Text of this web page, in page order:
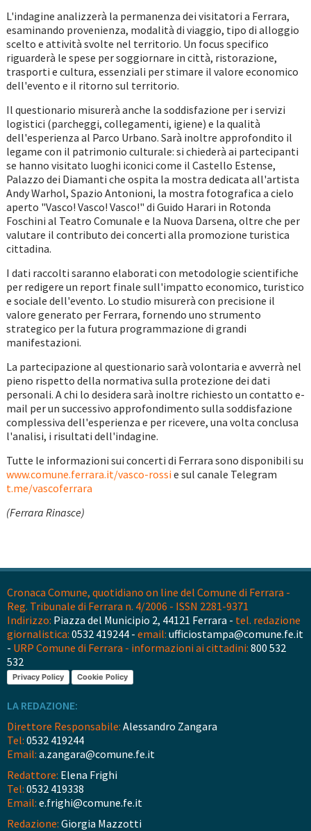
L'indagine analizzerà la permanenza dei visitatori a Ferrara,
esaminando provenienza, modalità di viaggio, tipo di alloggio
scelto e attività svolte nel territorio. Un focus specifico
riguarderà le spese per soggiornare in città, ristorazione,
trasporti e cultura, essenziali per stimare il valore economico
dell'evento e il ritorno sul territorio.
Il questionario misurerà anche la soddisfazione per i servizi
logistici (parcheggi, collegamenti, igiene) e la qualità
dell'esperienza al Parco Urbano. Sarà inoltre approfondito il
legame con il patrimonio culturale: si chiederà ai partecipanti
se hanno visitato luoghi iconici come il Castello Estense,
Palazzo dei Diamanti che ospita la mostra dedicata all'artista
Andy Warhol, Spazio Antonioni, la mostra fotografica a cielo
aperto "Vasco! Vasco! Vasco!" di Guido Harari in Rotonda
Foschini al Teatro Comunale e la Nuova Darsena, oltre che per
valutare il contributo dei concerti alla promozione turistica
cittadina.
I dati raccolti saranno elaborati con metodologie scientifiche
per redigere un report finale sull'impatto economico, turistico
e sociale dell'evento. Lo studio misurerà con precisione il
valore generato per Ferrara, fornendo uno strumento
strategico per la futura programmazione di grandi
manifestazioni.
La partecipazione al questionario sarà volontaria e avverrà nel
pieno rispetto della normativa sulla protezione dei dati
personali. A chi lo desidera sarà inoltre richiesto un contatto e-
mail per un successivo approfondimento sulla soddisfazione
complessiva dell'esperienza e per ricevere, una volta conclusa
l'analisi, i risultati dell'indagine.
Tutte le informazioni sui concerti di Ferrara sono disponibili su
www.comune.ferrara.it/vasco-rossi e sul canale Telegram
t.me/vascoferrara
(Ferrara Rinasce)
Cronaca Comune, quotidiano on line del Comune di Ferrara -
Reg. Tribunale di Ferrara n. 4/2006 - ISSN 2281-9371
Indirizzo: Piazza del Municipio 2, 44121 Ferrara - tel. redazione
giornalistica: 0532 419244 - email: ufficiostampa@comune.fe.it
- URP Comune di Ferrara - informazioni ai cittadini: 800 532
532
Privacy Policy Cookie Policy
LA REDAZIONE:
Direttore Responsabile: Alessandro Zangara
Tel: 0532 419244
Email: a.zangara@comune.fe.it
Redattore: Elena Frighi
Tel: 0532 419338
Email: e.frighi@comune.fe.it
Redazione: Giorgia Mazzotti